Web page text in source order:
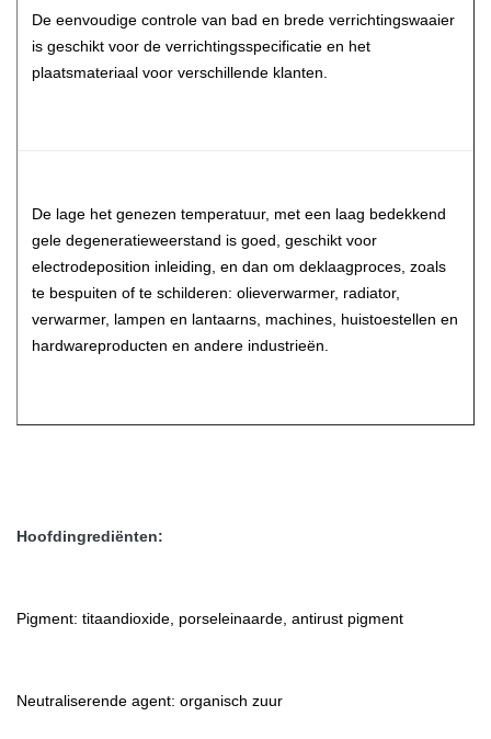
De eenvoudige controle van bad en brede verrichtingswaaier
is geschikt voor de verrichtingsspecificatie en het
plaatsmateriaal voor verschillende klanten.
De lage het genezen temperatuur, met een laag bedekkend
gele degeneratieweerstand is goed, geschikt voor
electrodeposition inleiding, en dan om deklaagproces, zoals
te bespuiten of te schilderen: olieverwarmer, radiator,
verwarmer, lampen en lantaarns, machines, huistoestellen en
hardwareproducten en andere industrieën.
Hoofdingrediënten:
Pigment: titaandioxide, porseleinaarde, antirust pigment
Neutraliserende agent: organisch zuur